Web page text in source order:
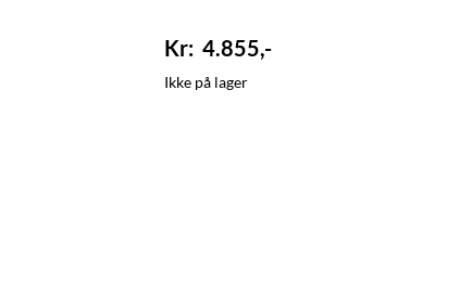
4.855,-
Ikke på lager